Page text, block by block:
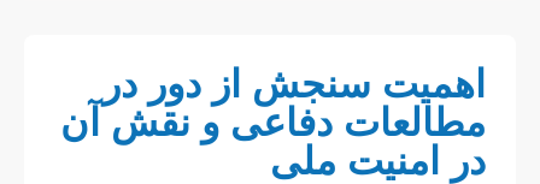
اهمیت سنجش از دور در
مطالعات دفاعی و نقش آن
در امنیت ملی